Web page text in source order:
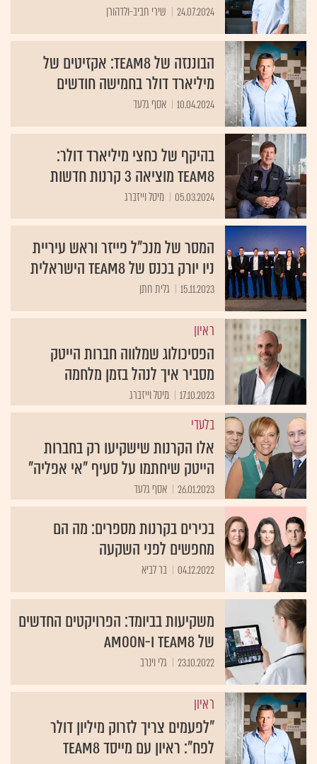
24.07.2024 שירי חביב-ולדהורן
הבוננזה של Team8: אקזיטים של
מיליארד דולר בחמישה חודשים
10.04.2024 אסף גלעד
בהיקף של כחצי מיליארד דולר:
Team8 מוציאה 3 קרנות חדשות
05.03.2024 מיטל וייזברג
המסר של מנכ"ל פייזר וראש עיריית
ניו יורק בכנס של Team8 הישראלית
15.11.2023 גלית חתן
ראיון
הפסיכולוג שמלווה חברות הייטק
מסביר איך לנהל בזמן מלחמה
17.10.2023 מיטל וייזברג
בלעדי
אלו הקרנות שישקיעו רק בחברות
הייטק שיחתמו על סעיף "אי אפליה"
26.01.2023 אסף גלעד
בכירים בקרנות מספרים: מה הם
מחפשים לפני השקעה
04.12.2022 בר לביא
משקיעות בביומד: הפרויקטים החדשים
של TEAM8 ו-aMOON
23.10.2022 גלי וינרב
ראיון
"לפעמים צריך לזרוק מיליון דולר
לפח": ראיון עם מייסד Team8